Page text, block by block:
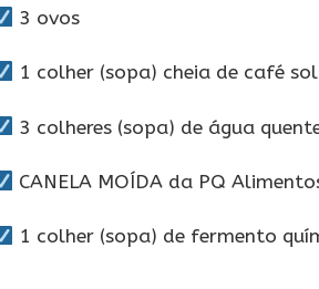
3 ovos
1 colher (sopa) cheia de café
3 colheres (sopa) de água
CANELA MOÍDA da PQ
1 colher (sopa) de fermento